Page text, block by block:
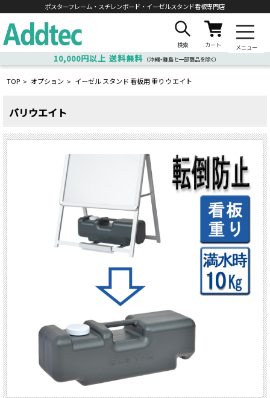
ポスターフレーム・スチレンボード・ イーゼルスタンド看板専門店
検索 カート メニュー
10,000円以上 送料無料 （沖縄・離島と一部商品を除く）
TOP > オプション > イーゼル スタンド 看板用 重り ウエイト
バリウエイト